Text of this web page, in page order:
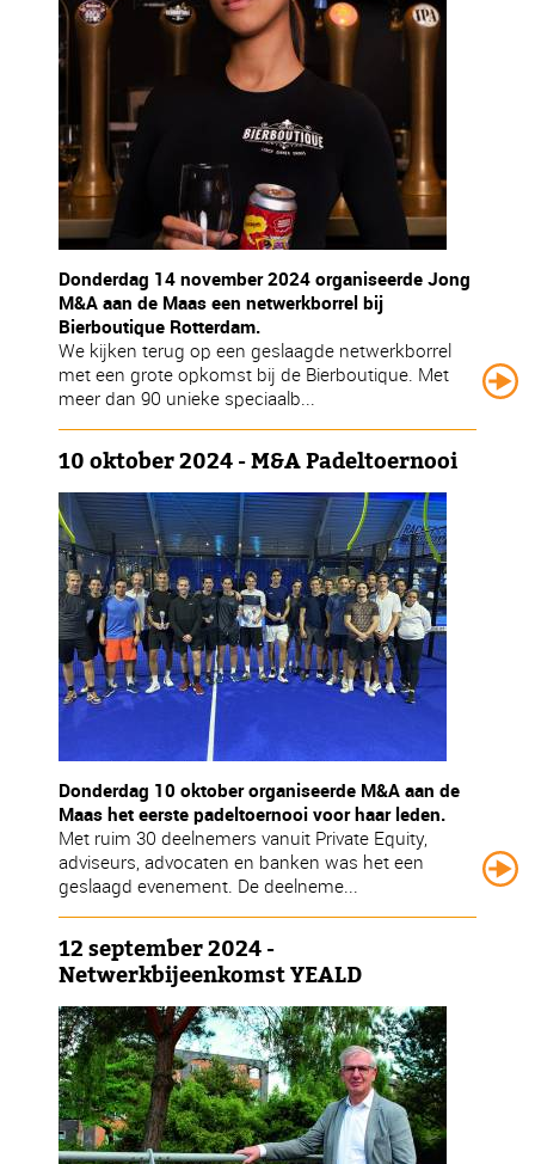
Donderdag 14 november 2024 organiseerde Jong
M&A aan de Maas een netwerkborrel bij
Bierboutique Rotterdam.
We kijken terug op een geslaagde netwerkborrel
met een grote opkomst bij de Bierboutique. Met
meer dan 90 unieke speciaalb...
10 oktober 2024 - M&A Padeltoernooi
Donderdag 10 oktober organiseerde M&A aan de
Maas het eerste padeltoernooi voor haar leden.
Met ruim 30 deelnemers vanuit Private Equity,
adviseurs, advocaten en banken was het een
geslaagd evenement. De deelneme...
12 september 2024 -
Netwerkbijeenkomst YEALD